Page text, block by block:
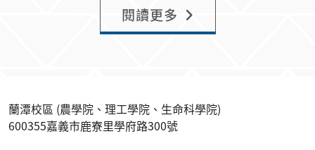
閱讀更多
蘭潭校區 (農學院、理工學院、生命科學院)
600355嘉義市鹿寮里學府路300號